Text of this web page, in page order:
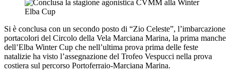
Si è conclusa con un secondo posto di “Zio Celeste”, l’imbarcazione
portacolori del Circolo della Vela Marciana Marina, la prima manche
dell’Elba Winter Cup che nell’ultima prova prima delle feste
natalizie ha visto l’assegnazione del Trofeo Vespucci nella prova
costiera sul percorso Portoferraio-Marciana Marina.